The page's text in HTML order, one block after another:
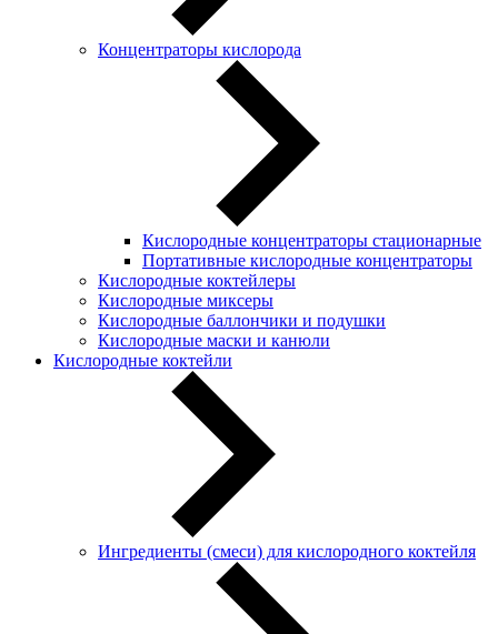
Концентраторы кислорода
Кислородные концентраторы стационарные
Портативные кислородные концентраторы
Кислородные коктейлеры
Кислородные миксеры
Кислородные баллончики и подушки
Кислородные маски и канюли
Кислородные коктейли
Ингредиенты (смеси) для кислородного коктейля